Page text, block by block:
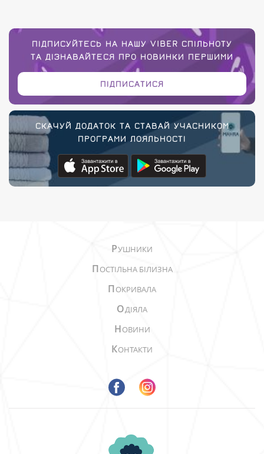
ПІДПИСУЙТЕСЬ НА НАШУ VIBER СПІЛЬНОТУ
ТА ДІЗНАВАЙТЕСЯ ПРО НОВИНКИ ПЕРШИМИ
ПІДПИСАТИСЯ
СКАЧУЙ ДОДАТОК ТА СТАВАЙ УЧАСНИКОМ
ПРОГРАМИ ЛОЯЛЬНОСТІ
РУШНИКИ
ПОСТІЛЬНА БІЛИЗНА
ПОКРИВАЛА
ОДІЯЛА
НОВИНИ
КОНТАКТИ